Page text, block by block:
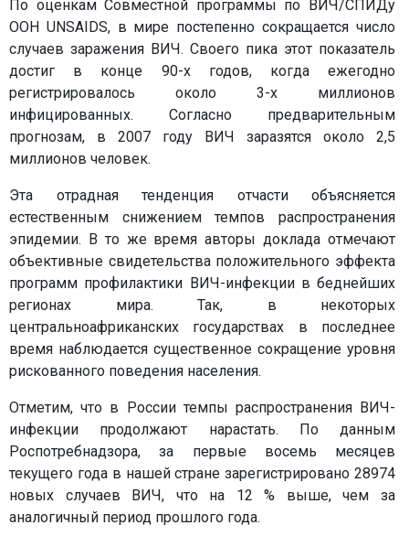
По оценкам Совместной программы по ВИЧ/СПИДу
ООН UNSAIDS, в мире постепенно сокращается число
случаев заражения ВИЧ. Своего пика этот показатель
достиг в конце 90-х годов, когда ежегодно
регистрировалось около 3-х миллионов
инфицированных. Согласно предварительным
прогнозам, в 2007 году ВИЧ заразятся около 2,5
миллионов человек.
Эта отрадная тенденция отчасти объясняется
естественным снижением темпов распространения
эпидемии. В то же время авторы доклада отмечают
объективные свидетельства положительного эффекта
программ профилактики ВИЧ-инфекции в беднейших
регионах мира. Так, в некоторых
центральноафриканских государствах в последнее
время наблюдается существенное сокращение уровня
рискованного поведения населения.
Отметим, что в России темпы распространения ВИЧ-
инфекции продолжают нарастать. По данным
Роспотребнадзора, за первые восемь месяцев
текущего года в нашей стране зарегистрировано 28974
новых случаев ВИЧ, что на 12 % выше, чем за
аналогичный период прошлого года.